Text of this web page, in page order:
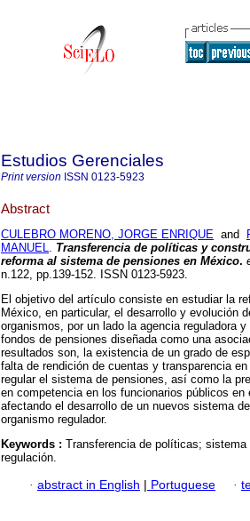
Estudios Gerenciales
Print version ISSN 0123-5923
Abstract
CULEBRO MORENO, JORGE ENRIQUE and
MANUEL. Transferencia de políticas y
reforma al sistema de pensiones en México.
n.122, pp.139-152. ISSN 0123-5923.
El objetivo del artículo consiste en estudiar la
México, en particular, el desarrollo y evolución
organismos, por un lado la agencia reguladora
fondos de pensiones diseñada como una
resultados son, la existencia de un grado de
falta de rendición de cuentas y transparencia
regular el sistema de pensiones, así como la
en competencia en los funcionarios públicos en
afectando el desarrollo de un nuevos sistema
organismo regulador.
Keywords : Transferencia de políticas;
regulación.
· abstract in English | Portuguese ·